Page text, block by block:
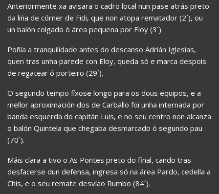
Anteriormente xa avisara o cadro local nun pase atrás preto
da liña de córner de Fidi, que non atopa rematador (2´), ou
un balón colgado ó área pequena por Eloy (3´).
Poñía a tranquilidade antes do descanso Adrián Iglesias,
quen tras unha parede con Eloy, queda só e marca despois
de regatear ó porteiro (29´).
O segundo tempo fíxose longo para os dous equipos, e a
mellor aproximación dos de Carballo foi unha internada por
banda esquerda do capitán Luis, e no seu centro non alcanza
o balón Quintela que chegaba desmarcado ó segundo pau
(70´).
Máis clara a tivo o As Pontes preto do final, cando tras
desfacerse dun defensa, ingresa só na área Pardo, cedella a
Chis, e o seu remate desvíao Rumbo (84´).